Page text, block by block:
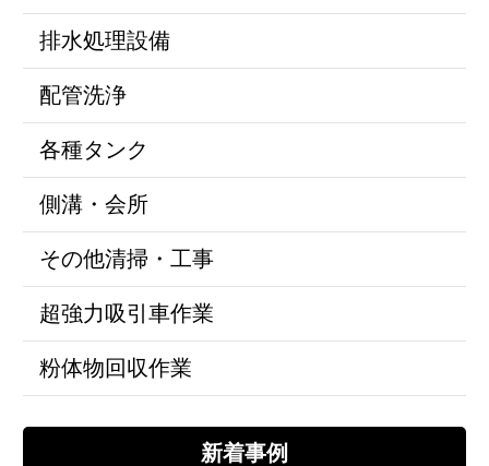
排水処理設備
配管洗浄
各種タンク
側溝・会所
その他清掃・工事
超強力吸引車作業
粉体物回収作業
新着事例